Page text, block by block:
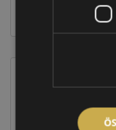
címkével ellátott